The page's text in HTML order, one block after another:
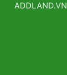
ADDLAND.VN